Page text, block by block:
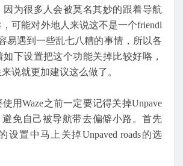
因为很多人会被莫名其妙的跟着导航
可能对外地人来说这不是一个friendl
易遇到一些乱七八糟的事情，所以各
下设置把这个功能关掉比较好咯，
说就更加建议这么做了。
用Waze之前一定要记得关掉Unpave
避免自己被导航带去偏僻小路。首先
设置中马上关掉Unpaved roads的选